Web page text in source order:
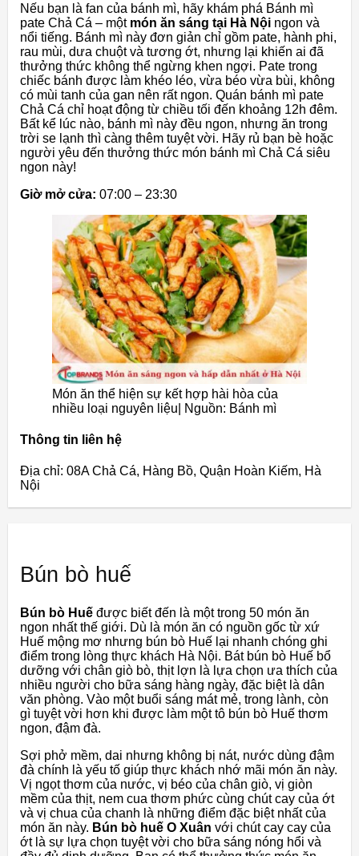
Nếu bạn là fan của bánh mì, hãy khám phá Bánh mì
pate Chả Cá – một món ăn sáng tại Hà Nội ngon và
nổi tiếng. Bánh mì này đơn giản chỉ gồm pate, hành phi,
rau mùi, dưa chuột và tương ớt, nhưng lại khiến ai đã
thưởng thức không thể ngừng khen ngợi. Pate trong
chiếc bánh được làm khéo léo, vừa béo vừa bùi, không
có mùi tanh của gan nên rất ngon. Quán bánh mì pate
Chả Cá chỉ hoạt động từ chiều tối đến khoảng 12h đêm.
Bất kể lúc nào, bánh mì này đều ngon, nhưng ăn trong
trời se lạnh thì càng thêm tuyệt vời. Hãy rủ bạn bè hoặc
người yêu đến thưởng thức món bánh mì Chả Cá siêu
ngon này!
Giờ mở cửa: 07:00 – 23:30
Món ăn thể hiện sự kết hợp hài hòa của
nhiều loại nguyên liệu| Nguồn: Bánh mì
Thông tin liên hệ
Địa chỉ: 08A Chả Cá, Hàng Bồ, Quận Hoàn Kiếm, Hà
Nội
Bún bò huế
Bún bò Huế được biết đến là một trong 50 món ăn
ngon nhất thế giới. Dù là món ăn có nguồn gốc từ xứ
Huế mộng mơ nhưng bún bò Huế lại nhanh chóng ghi
điểm trong lòng thực khách Hà Nội. Bát bún bò Huế bổ
dưỡng với chân giò bò, thịt lợn là lựa chọn ưa thích của
nhiều người cho bữa sáng hàng ngày, đặc biệt là dân
văn phòng. Vào một buổi sáng mát mẻ, trong lành, còn
gì tuyệt vời hơn khi được làm một tô bún bò Huế thơm
ngon, đậm đà.
Sợi phở mềm, dai nhưng không bị nát, nước dùng đậm
đà chính là yếu tố giúp thực khách nhớ mãi món ăn này.
Vị ngọt thơm của nước, vị béo của chân giò, vị giòn
mềm của thịt, nem cua thơm phức cùng chút cay của ớt
và vị chua của chanh là những điểm đặc biệt nhất của
món ăn này. Bún bò huế O Xuân với chút cay cay của
ớt là sự lựa chọn tuyệt vời cho bữa sáng nóng hổi và